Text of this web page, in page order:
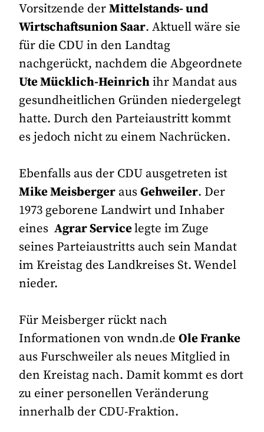
Vorsitzende derMittelstands- und
Wirtschaftsunion Saar. Aktuell wäre sie
für die CDU in den Landtag
nachgerückt, nachdem die Abgeordnete
Ute Mücklich-Heinrichihr Mandat aus
gesundheitlichen Gründen niedergelegt
hatte. Durch den Parteiaustritt kommt
es jedoch nicht zu einem Nachrücken.
Ebenfalls aus der CDU ausgetreten ist
Mike Meisberger ausGehweiler. Der
1973 geborene Landwirt und Inhaber
einesAgrar Servicelegte im Zuge
seines Parteiaustritts auch sein Mandat
im Kreistag des Landkreises St. Wendel
nieder.
Für Meisberger rückt nach
Informationen von wndn.deOle Franke
aus Furschweiler als neues Mitglied in
den Kreistag nach. Damit kommt es dort
zu einer personellen Veränderung
innerhalb der CDU-Fraktion.